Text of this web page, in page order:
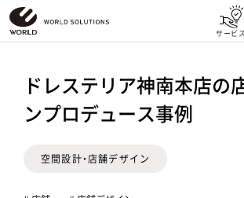
サービス
ドレステリア神南本店の
ンプロデュース事例
空間設計・店舗デザイン